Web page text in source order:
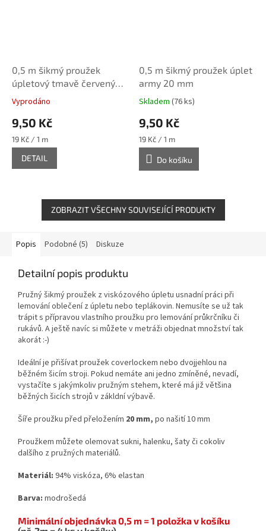
0,5 m šikmý proužek
úpletový tmavě červený
20 mm
Vyprodáno
9,50 Kč
Měrná
cena:
19 Kč / 1 m
DETAIL
0,5 m šikmý proužek úplet
army 20 mm
Skladem (76 ks)
9,50 Kč
Měrná
cena:
19 Kč / 1 m
Do košíku
ZOBRAZIT VŠECHNY SOUVISEJÍCÍ PRODUKTY
Popis Podobné (5) Diskuze
Detailní popis produktu
Pružný šikmý proužek z viskózového úpletu usnadní práci při
lemování oblečení z úpletu nebo teplákovin. Nemusíte se už tak
trápit s přípravou vlastního proužku pro lemování průkrčníku či
rukávů. A ještě navíc si můžete v metráži objednat množství tak
akorát :-)
Ideální je přišívat proužek coverlockem nebo dvojjehlou na
běžném šicím stroji. Pokud nemáte ani jedno zmíněné, nevadí,
vystačíte s jakýmkoliv pružným stehem, které má již většina
běžných šicích strojů v zákldní výbavě.
Šíře proužku před přeložením 20 mm, po našití 10 mm
Proužkem můžete olemovat sukni, halenku, šaty či cokoliv
dalšího z pružných materiálů.
Materiál: 94% viskóza, 6% elastan
Barva: modrošedá
Minimální objednávka 0,5 m = 1 položka v košíku